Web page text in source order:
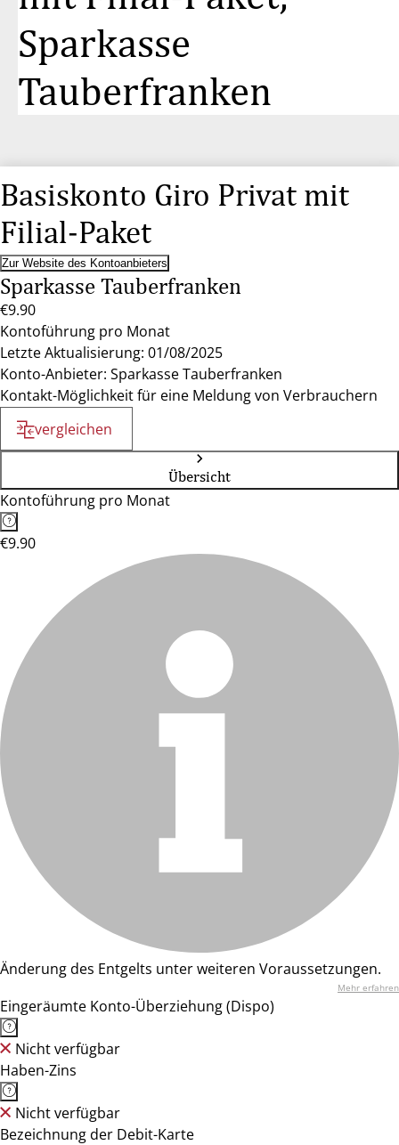
Sparkasse
Tauberfranken
Basiskonto Giro Privat mit
Filial-Paket
Zur Website des Kontoanbieters
Sparkasse Tauberfranken
€9.90
Kontoführung pro Monat
Letzte Aktualisierung: 01/08/2025
Konto-Anbieter: Sparkasse Tauberfranken
Kontakt-Möglichkeit für eine Meldung von Verbrauchern
vergleichen
Übersicht
Kontoführung pro Monat
€9.90
Änderung des Entgelts unter weiteren Voraussetzungen.
Mehr erfahren
Eingeräumte Konto-Überziehung (Dispo)
Nicht verfügbar
Haben-Zins
Nicht verfügbar
Bezeichnung der Debit-Karte